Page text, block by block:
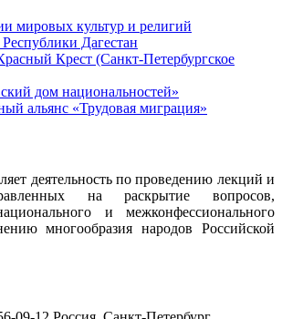
мировых культур и религий
Дагестан
Крест (Санкт-Петербургское
дом национальностей»
альянс «Трудовая миграция»
деятельность по проведению лекций и
на раскрытие вопросов,
и межконфессионального
многообразия народов Российской